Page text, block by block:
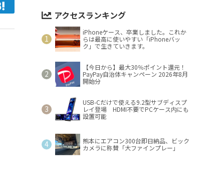
アクセスランキング
iPhoneケース、卒業しました。これか
らは最高に使いやすい「iPhoneバッ
ク」で生きていきます。
【今日から】最大30％ポイント還元！
PayPay自治体キャンペーン 2026年8月
開始分
USB-Cだけで使える9.2型サブディスプ
レイ登場 HDMI不要でPCケース内にも
設置可能
熊本にエアコン300台即日納品、ビック
カメラに称賛「大ファインプレー」